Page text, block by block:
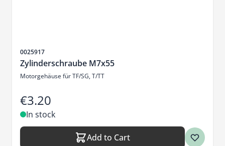
Sku
0025917
Zylinderschraube M7x55
Motorgehäuse für TF/SG, T/TT
€3.20
In stock
Add to Cart